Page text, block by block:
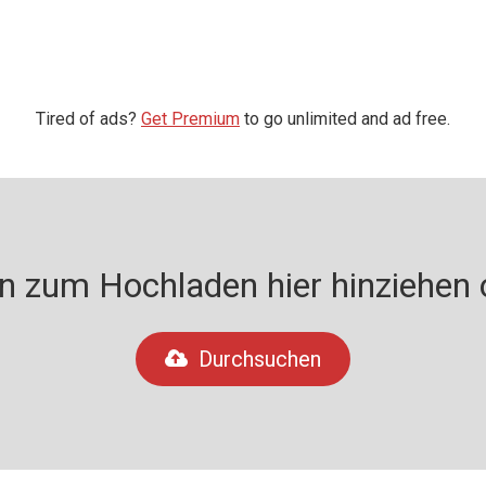
Tired of ads? Get Premium to go unlimited and ad free.
zum Hochladen hier hinziehen
Durchsuchen